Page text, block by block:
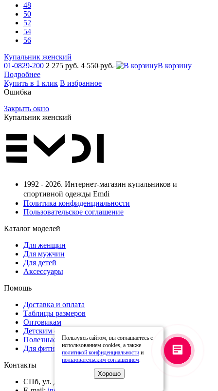
48
50
52
54
56
Купальник женский
01-0829-200 2 275 руб. 4 550 руб.
В корзину
Подробнее
Купить в 1 клик В избранное
Ошибка
Закрыть окно
Купальник женский
1992 - 2026. Интернет-магазин купальников и
спортивной одежды Emdi
Политика конфиденциальности
Пользовательское соглашение
Каталог моделей
Для женщин
Для мужчин
Для детей
Аксессуары
Помощь
Доставка и оплата
Таблицы размеров
Оптовикам
Детским спортивным организациям
Полезные статьи
Для фитнес тренеров
Контакты
СПб, ул. Домостроительная д.16М
Пользуясь сайтом, вы соглашаетесь с
использованием cookies, а также
политикой конфиденциальности и
пользовательским соглашением.
Хорошо